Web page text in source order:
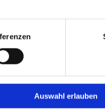
Auswahl erlauben
in den
Meyer Uhren und Optik
meyer.de
mit jedem Aufruf der
Daten und
vom zugreifenden